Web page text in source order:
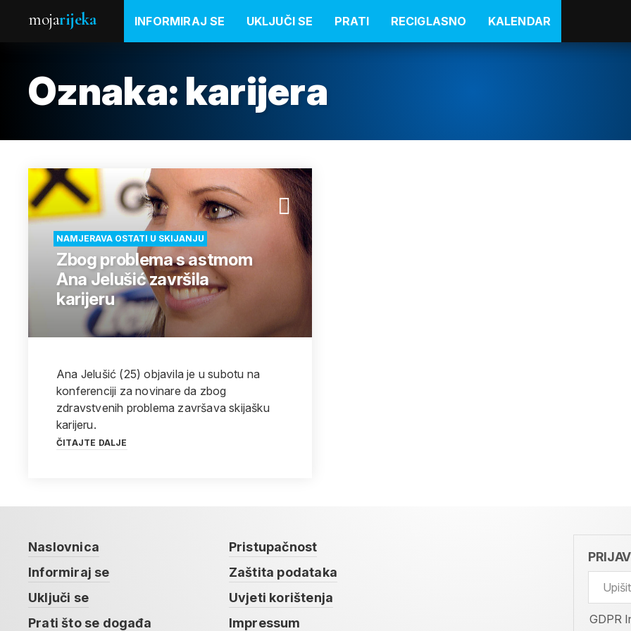
mojarijeka INFORMIRAJ SE UKLJUČI SE PRATI RECIGLASNO KALENDAR
Oznaka: karijera
NAMJERAVA OSTATI U SKIJANJU
Zbog problema s astmom
Ana Jelušić završila
karijeru
Ana Jelušić (25) objavila je u subotu na
konferenciji za novinare da zbog
zdravstvenih problema završava skijašku
karijeru.
ČITAJTE DALJE
Naslovnica
Informiraj se
Uključi se
Prati što se događa
Pristupačnost
Zaštita podataka
Uvjeti korištenja
Impressum
GDPR